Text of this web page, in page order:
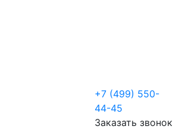
+7 (499) 550-
44-45
Заказать звонок